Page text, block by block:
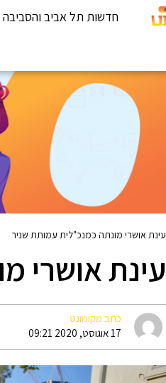
חדשות תל אביב והסביבה
עינת אושרי מונתה כמנכ"לית עמותת שניר
עינת אושרי
כתב מקומונט
17 אוגוסט, 2020 09:21